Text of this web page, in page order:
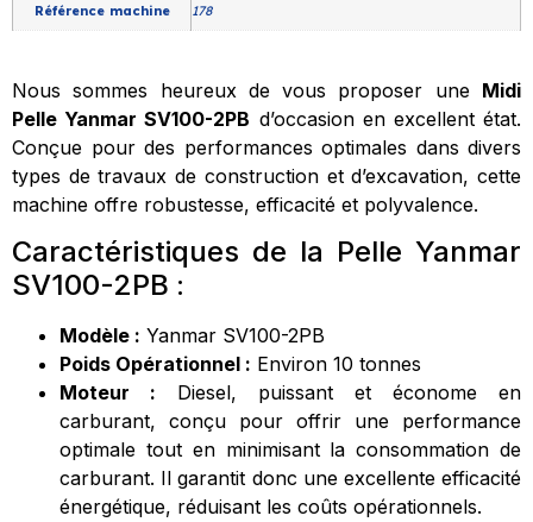
Référence machine 178
Nous sommes heureux de vous proposer une Midi
Pelle Yanmar SV100-2PB d’occasion en excellent état.
Conçue pour des performances optimales dans divers
types de travaux de construction et d’excavation, cette
machine offre robustesse, efficacité et polyvalence.
Caractéristiques de la Pelle Yanmar
SV100-2PB :
Modèle : Yanmar SV100-2PB
Poids Opérationnel : Environ 10 tonnes
Moteur : Diesel, puissant et économe en
carburant, conçu pour offrir une performance
optimale tout en minimisant la consommation de
carburant. Il garantit donc une excellente efficacité
énergétique, réduisant les coûts opérationnels.